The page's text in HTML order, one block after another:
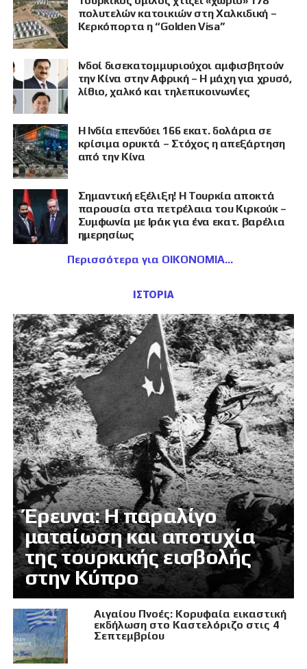
πολυτελών κατοικιών στη Χαλκιδική –
Κερκόπορτα η “Golden Visa”
Ινδοί δισεκατομμυριούχοι αμφισβητούν
την Κίνα στην Αφρική – Η μάχη για χρυσό,
λίθιο, χαλκό και τηλεπικοινωνίες
Η Ινδία επενδύει 166 εκατ. δολάρια σε
κρίσιμα ορυκτά – Στόχος η απεξάρτηση
από την Κίνα
Σημαντική εξέλιξη! Η Τουρκία αποκτά
παρουσία στα πετρέλαια του Κιρκούκ –
Συμφωνία με Ιράκ για ένα εκατ. βαρέλια
ημερησίως
Περισσότερα για ΟΙΚΟΝΟΜΙΑ
ΙΣΤΟΡΙΑ
Έρευνα: Η παραλίγο
ματαίωση και αποτυχία
της τουρκικής εισβολής
στην Κύπρο
Αιγαίου Πνοές: Κορυφαία εικαστική
εκδήλωση στο Καστελόριζο στις 4
Σεπτεμβρίου